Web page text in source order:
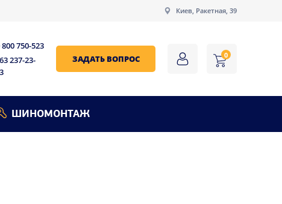
Киев, Ракетная, 39
800 750-523
237-23-
ЗАДАТЬ ВОПРОС 0
ШИНОМОНТАЖ